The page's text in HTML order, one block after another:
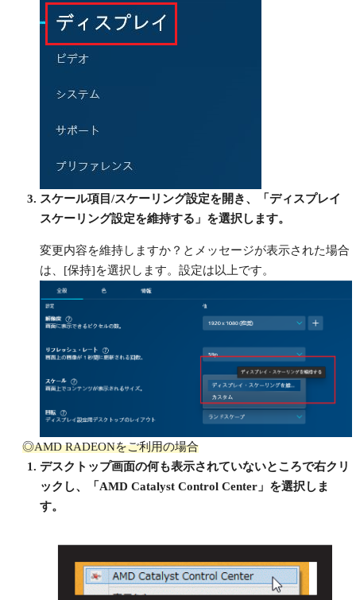
スケール項目/スケーリング設定を開き、「ディスプレイ
スケーリング設定を維持する」を選択します。
変更内容を維持しますか？とメッセージが表示された場合
は、[保持]を選択します。設定は以上です。
◎AMD RADEONをご利用の場合
デスクトップ画面の何も表示されていないところで右クリ
ックし、「AMD Catalyst Control Center」を選択しま
す。